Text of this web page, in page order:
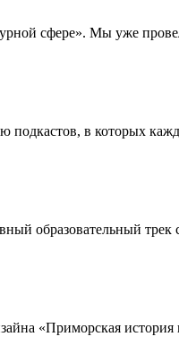
сфере». Мы уже
подкастов, в которых
образовательный трек
«Приморская история